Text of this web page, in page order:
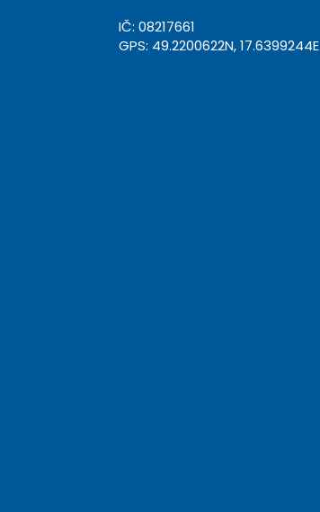
IČ: 08217661
GPS: 49.2200622N, 17.6399244E